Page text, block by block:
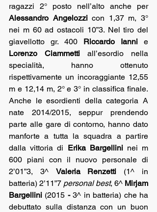
ragazzi 2° posto nell’alto anche per
Alessandro Angelozzi con 1,37 m, 3°
nei m 60 ad ostacoli 10”3. Nel tiro del
giavellotto gr. 400 Riccardo Ianni
Lorenzo Ciammetti all’esordio nella
specialità, hanno ottenuto
rispettivamente un incoraggiante 12,55
m e 12,14 m, 2° e 3° in classifica finale.
Anche le esordienti della categoria A
nate 2014/2015, seppur prendendo
parte alle gare di contorno, hanno dato
manforte a tutta la squadra a partire
dalla vittoria di Erika Bargellini nei m
600 piani con il nuovo personale di
2’01”3, 3^ Valeria Renzetti (1^ in
batteria) 2’11”7 personal best, 6^ Mirjam
Bargellini (2015 - 3^ in batteria) che ha
debuttato sulla distanza con un buon